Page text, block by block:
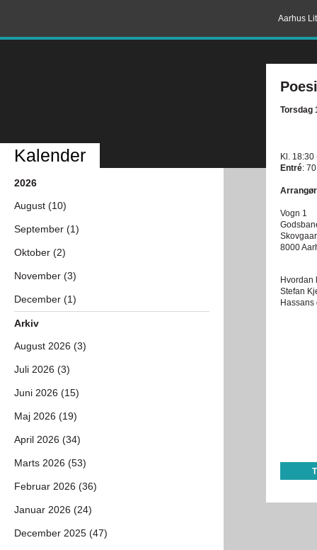
Aarhus
Torsdag
Kl. 18:30
Entré:
Vogn 1
8000
Hvordan
Stefan
Hassans
Kalender
2026
August (10)
September (1)
Oktober (2)
November (3)
December (1)
Arkiv
August 2026 (3)
Juli 2026 (3)
Juni 2026 (15)
Maj 2026 (19)
April 2026 (34)
Marts 2026 (53)
Februar 2026 (36)
Januar 2026 (24)
December 2025 (47)